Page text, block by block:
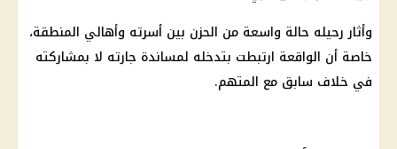
وأثار رحيله حالة واسعة من الحزن بين أسرته وأهالي المنطقة،
خاصة أن الواقعة ارتبطت بتدخله لمساندة جارته لا بمشاركته
في خلاف سابق مع المتهم.